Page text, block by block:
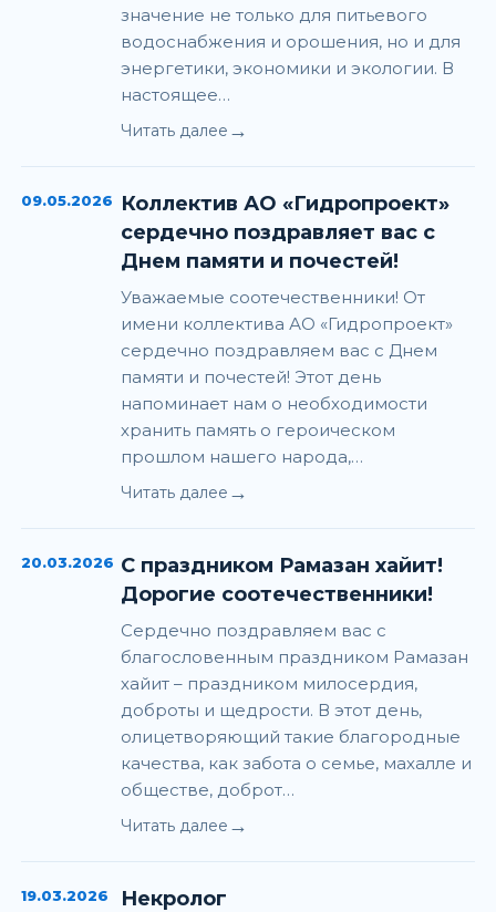
значение не только для питьевого
водоснабжения и орошения, но и для
энергетики, экономики и экологии. В
настоящее…
Читать далее →
09.05.2026
Коллектив АО «Гидропроект»
сердечно поздравляет вас с
Днем памяти и почестей!
Уважаемые соотечественники! От
имени коллектива АО «Гидропроект»
сердечно поздравляем вас с Днем
памяти и почестей! Этот день
напоминает нам о необходимости
хранить память о героическом
прошлом нашего народа,…
Читать далее →
20.03.2026 С праздником Рамазан хайит!
Дорогие соотечественники!
Сердечно поздравляем вас с
благословенным праздником Рамазан
хайит – праздником милосердия,
доброты и щедрости. В этот день,
олицетворяющий такие благородные
качества, как забота о семье, махалле и
обществе, доброт…
Читать далее →
19.03.2026 Некролог